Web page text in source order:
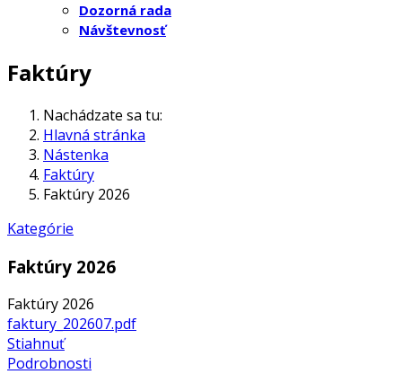
Dozorná rada
Návštevnosť
Faktúry
Nachádzate sa tu:
Hlavná stránka
Nástenka
Faktúry
Faktúry 2026
Kategórie
Faktúry 2026
Faktúry 2026
faktury_202607.pdf
Stiahnuť
Podrobnosti